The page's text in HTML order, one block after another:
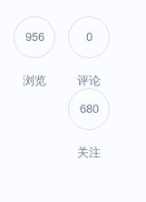
956
浏览
0
评论
680
关注